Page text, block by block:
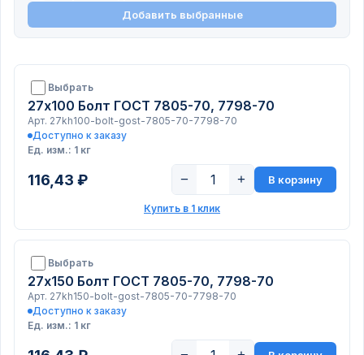
Добавить выбранные
Выбрать
27х100 Болт ГОСТ 7805-70, 7798-70
Арт. 27kh100-bolt-gost-7805-70-7798-70
Доступно к заказу
Ед. изм.: 1 кг
116,43 ₽ − + В корзину
Купить в 1 клик
Выбрать
27х150 Болт ГОСТ 7805-70, 7798-70
Арт. 27kh150-bolt-gost-7805-70-7798-70
Доступно к заказу
Ед. изм.: 1 кг